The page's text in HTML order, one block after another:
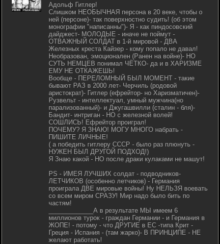
Адольф Гитлер!
Слишком НЕОБЫЧНАЯ персона в 20 веке, чтобы о
ней (персоне)- так поверхностно судить! (об этом
монографии "написанны")- Я - как пиндосовский
дайджест- МОЛОДЫЕ - иначе не поймут -
ОТВАЖНЫЙ СОЛДАТ в 1-й мировой - ДВА
Железных креста Кайзер - кому попало не давал!
Необразован, эмоционален (Ранен на войне)- НО
СУТЬ НЕМЦЕВ понимал ЧЁТКО- да и в ХАРИЗМЕ
ЕМУ НЕ ОТКАЖЕШЬ!
Вообще - ПЕРЕЛОМНЫЙ БЫЛ МОМЕНТ - такие
бывают РАЗ в 2000 лет- Черчиль (родовой
аристократ)- Гитлер (ефрейтор- но Харизматичен)-
Рузвельт - интеллектуал, умный мужчина(но
парализованный)- и Джугашвилли (сталин - бля)-
Бандит- интриган - НО с железной волей!
СОШЛИСЬ! Ефрейтор проиграл!
ПОЧЕМУ? Я ЗНАЮ! МОГУ МНОГО набрать -
ПИШИТЕ ЛИЧНЫЕ!
( а победить гитлеру СССР - было раз плюнуть -
НУЖЕН БЫЛ ДРУГОЙ ПОДХОД!)
Я Знаю какой - НО после драки кулаками не машут!
PS - ИМЕЯ ЛУЧШИХ солдат - подводников-
ЛЕТЧИКОВ (особенно летчиков) - Германия
проиграла ДВЕ мировые войны! Ну НЕЛЬЗЯ воевать
со всем миром СРАЗУ! Мир надо было бить по
частям!
_____________А в результате МЫ имеем 6
миллионов турок - граждан Германии - и Германия в
ЖОПЕ! - потому - что ДРУГИЕ в ЕС -типа Крит -
Греция - Испания - (там жарко)- В ПРИНЦИПЕ - НЕ
желают работать!